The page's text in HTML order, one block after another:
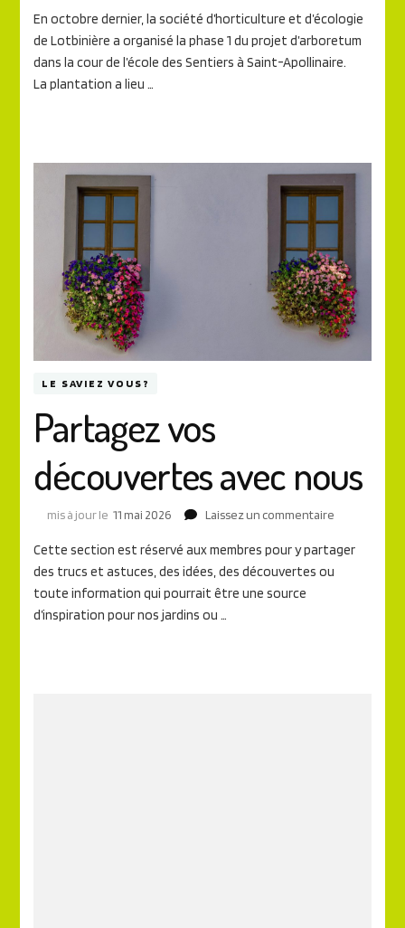
En octobre dernier, la société d’horticulture et d’écologie
de Lotbinière a organisé la phase 1 du projet d’arboretum
dans la cour de l’école des Sentiers à Saint-Apollinaire.
La plantation a lieu …
LE SAVIEZ VOUS?
Partagez vos
découvertes avec nous
mis à jour le 11 mai 2026 Laissez un commentaire
de
Cette section est réservé aux membres pour y partager
des trucs et astuces, des idées, des découvertes ou
toute information qui pourrait être une source
d’inspiration pour nos jardins ou …